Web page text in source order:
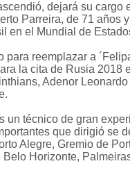
dejará su cargo
Parreira, de 71 años
en el Mundial de
para reemplazar a
la cita de Rusia 2018
Adenor
un técnico de gran
que dirigió se
Alegre, Gremio de
Horizonte,